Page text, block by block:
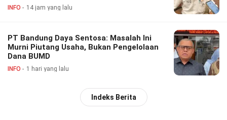
INFO 14 jam yang lalu
PT Bandung Daya Sentosa: Masalah Ini
Murni Piutang Usaha, Bukan Pengelolaan
Dana BUMD
INFO 1 hari yang lalu
Indeks Berita